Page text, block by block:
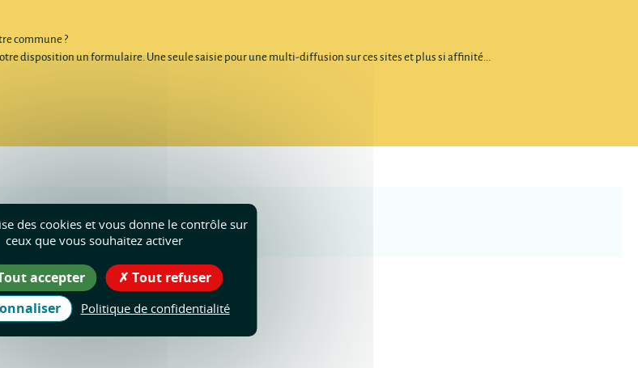
commune ?
disposition un formulaire. Une seule saisie pour une multi-diffusion sur ces sites et plus si affinité...
des cookies et vous donne le contrôle sur
ceux que vous souhaitez activer
accepter
Tout refuser
Politique de confidentialité